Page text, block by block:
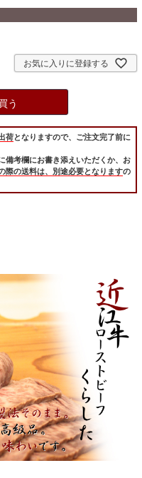
お気に入りに登録する
う
荷となりますので、ご注文完了前に
備考欄にお書き添えいただくか、お
際の送料は、別途必要となりますの